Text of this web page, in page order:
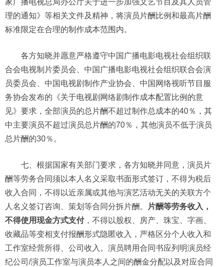
家广播电视总局办公厅关于进一步加强文艺节目及其人员管
理的通知》等相关文件及精神，将演员片酬比例和最高片酬
标准限定在合理的制作成本范围内。
各方知晓并愿意严格遵守中国广播电影电视社会组织联
合会电视制片委员会、中国广播电影电视社会组织联合会演
员委员会、中国电视剧制作产业协会、中国网络视听节目服
务协会发布的《关于电视剧网络剧制作成本配置比例的意
见》要求，全部演员的总片酬不超过制作总成本的40％，其
中主要演员不超过演员总片酬的70％，其他演员不低于演员
总片酬的30％。
七、根据国家有关部门要求，各方知晓并同意，演员片
酬等劳务合同须以本人名义采取书面形式签订，不得为税后
收入合同，不得以近亲属或其他与演艺活动无关的关联方个
人名义签订咨询、策划等合同分拆片酬。
片酬等劳务收入，
不得使用现金方式支付，不得以股权、房产、珠宝、字画、
收藏品等变相支付报酬形式隐匿收入，严格区分个人收入和
工作室经营所得、公司收入。演员聘用合同书应列明演员经
纪公司/演员工作室与演员本人之间的酬金分配以及对应合同